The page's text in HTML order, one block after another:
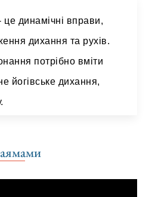
динамічні вправи,
дихання та рухів.
потрібно вміти
йогівське дихання,